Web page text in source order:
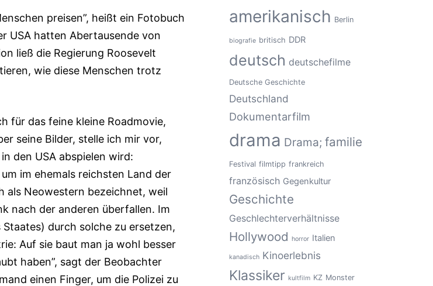
preisen”, heißt ein Fotobuch
USA hatten Aber­tausende von
ließ die Regie­rung Roosevelt
wie diese Menschen trotz
für das feine kleine Road­movie,
seine Bilder, stel­le ich mir vor,
den USA ab­spie­len wird:
im ehe­mals reichsten Land der
als Neowestern bezeichnet, weil
nach der anderen überfallen. Im
durch solche zu ersetzen,
Auf sie baut man ja wohl besser
haben”, sagt der Beobach­ter
einen Finger, um die Polizei zu
amerikanisch Berlin
biografie britisch DDR
deutsch deutschefilme
Deutsche Geschichte
Deutschland
Dokumentarfilm
drama Drama; familie
Festival filmtipp frankreich
französisch Gegenkultur
Geschichte
Geschlechterverhältnisse
Hollywood horror Italien
kanadisch Kinoerlebnis
Klassiker kultfilm KZ Monster